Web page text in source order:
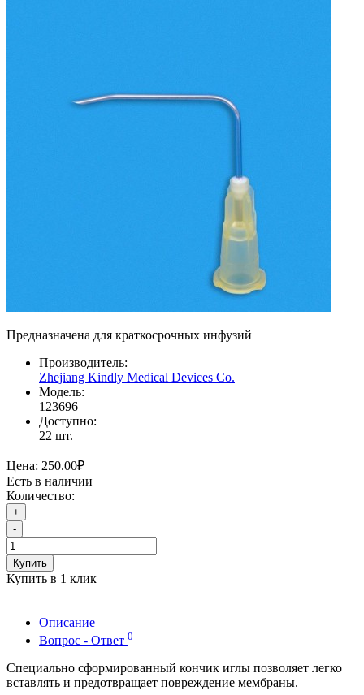
Предназначена для краткосрочных инфузий
Производитель:
Zhejiang Kindly Medical Devices Co.
Модель:
123696
Доступно:
22 шт.
Цена: 250.00₽
Есть в наличии
Количество:
+
-
Купить
Купить в 1 клик
Описание
Вопрос - Ответ 0
Специально сформированный кончик иглы позволяет легко
вставлять и предотвращает повреждение мембраны.